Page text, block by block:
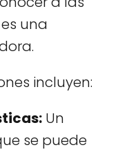
una
incluyen:
Un
se puede